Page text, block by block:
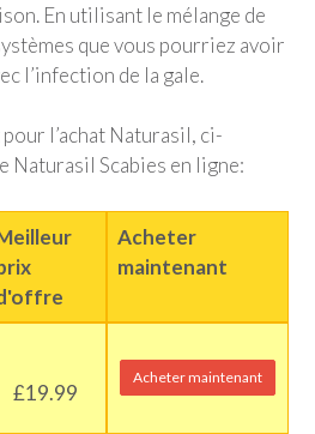
En utilisant le mélange de
que vous pourriez avoir
l’infection de la gale.
l’achat Naturasil, ci-
Naturasil Scabies en ligne:
Acheter
maintenant
£19.99
Acheter maintenant